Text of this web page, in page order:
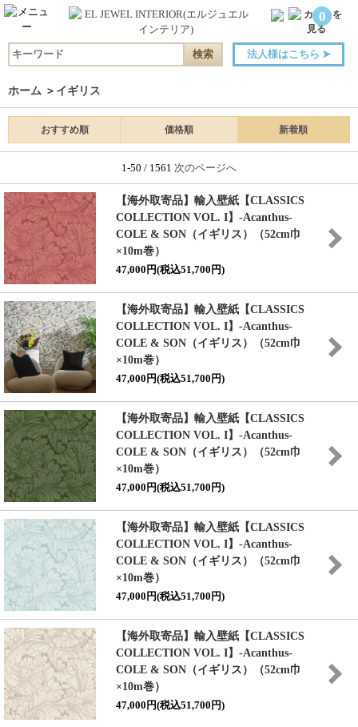
0
法人様はこちら ➤
ホーム ＞ イギリス
おすすめ順 価格順 新着順
1-50 / 1561 次のページへ
【海外取寄品】輸入壁紙【CLASSICS
COLLECTION VOL. I】 -Acanthus-
COLE & SON（イギリス）（52cm巾
×10m巻）
47,000円(税込51,700円)
【海外取寄品】輸入壁紙【CLASSICS
COLLECTION VOL. I】 -Acanthus-
COLE & SON（イギリス）（52cm巾
×10m巻）
47,000円(税込51,700円)
【海外取寄品】輸入壁紙【CLASSICS
COLLECTION VOL. I】 -Acanthus-
COLE & SON（イギリス）（52cm巾
×10m巻）
47,000円(税込51,700円)
【海外取寄品】輸入壁紙【CLASSICS
COLLECTION VOL. I】 -Acanthus-
COLE & SON（イギリス）（52cm巾
×10m巻）
47,000円(税込51,700円)
【海外取寄品】輸入壁紙【CLASSICS
COLLECTION VOL. I】 -Acanthus-
COLE & SON（イギリス）（52cm巾
×10m巻）
47,000円(税込51,700円)